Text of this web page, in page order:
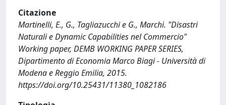
Citazione
Martinelli, E., G., Tagliazucchi e G., Marchi. "Disastri
Naturali e Dynamic Capabilities nel Commercio"
Working paper, DEMB WORKING PAPER SERIES,
Dipartimento di Economia Marco Biagi - Università di
Modena e Reggio Emilia, 2015.
https://doi.org/10.25431/11380_1082186